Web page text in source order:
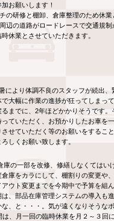
お願いします！
の研修と棚卸、倉庫整理のため休業
辺の道路がロードレースで交通規
休業とさせていただきます。
により体調不良のスタッフが続出、
で大幅に作業の進捗が狂ってしまっ
までに、2年ほどかかりそうです。
ていただく、お預かりしたお車を
せていただく等のお願いをするこ
しくお願い致します。
の一部を改修、修繕しなくてはい
庫をカラにして、棚割りの変更や
ウト変更までを今期中で予算を組
は、部品在庫管理システムの導入も
、と・・・。気が遠くなりそうな
は、月一回の臨時休業を月２～３回